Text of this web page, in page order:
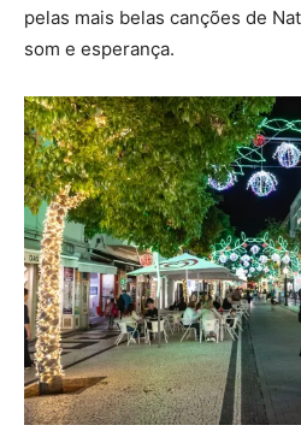
pelas mais belas canções de
som e esperança.